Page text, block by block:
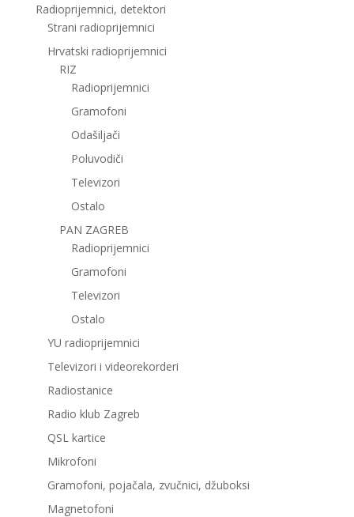
Radioprijemnici, detektori
Strani radioprijemnici
Hrvatski radioprijemnici
RIZ
Radioprijemnici
Gramofoni
Odašiljači
Poluvodiči
Televizori
Ostalo
PAN ZAGREB
Radioprijemnici
Gramofoni
Televizori
Ostalo
YU radioprijemnici
Televizori i videorekorderi
Radiostanice
Radio klub Zagreb
QSL kartice
Mikrofoni
Gramofoni, pojačala, zvučnici, džuboksi
Magnetofoni